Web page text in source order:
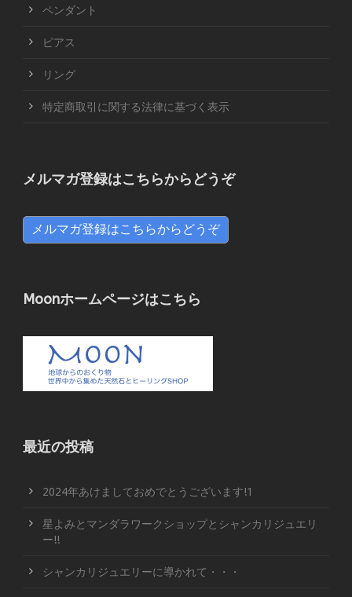
ペンダント
ピアス
リング
特定商取引に関する法律に基づく表示
メルマガ登録はこちらからどうぞ
メルマガ登録はこちらからどうぞ
Moonホームページはこちら
最近の投稿
2024年あけましておめでとうございます!1
星よみとマンダラワークショップとシャンカリジュエリ
ー!!
シャンカリジュエリーに導かれて・・・